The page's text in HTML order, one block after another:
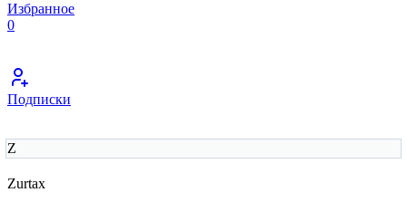
Избранное
0
Подписки
Z
Zurtax